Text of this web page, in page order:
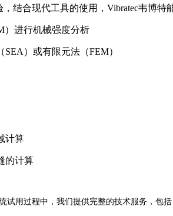
结合现代工具的使用，Vibratec韦博
）进行机械强度分析
）或有限元法（FEM）
计算
的计算
试用过程中，我们提供完整的技术服务，包括